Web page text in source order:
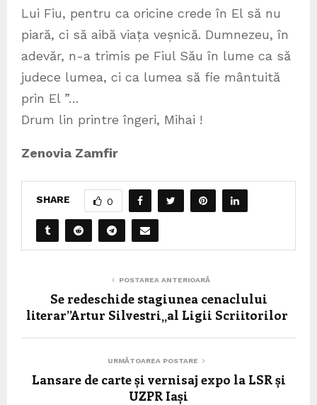
Lui Fiu, pentru ca oricine crede în El să nu
piară, ci să aibă viața veșnică. Dumnezeu, în
adevăr, n-a trimis pe Fiul Său în lume ca să
judece lumea, ci ca lumea să fie mântuită
prin El ”…
Drum lin printre îngeri, Mihai !
Zenovia Zamfir
SHARE 0
POSTAREA ANTERIOARĂ
Se redeschide stagiunea cenaclului
literar”Artur Silvestri„al Ligii Scriitorilor
URMĂTOAREA POSTARE
Lansare de carte și vernisaj expo la LSR și
UZPR Iași